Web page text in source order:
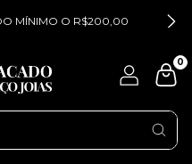
MÍNIMO O R$200,00
0